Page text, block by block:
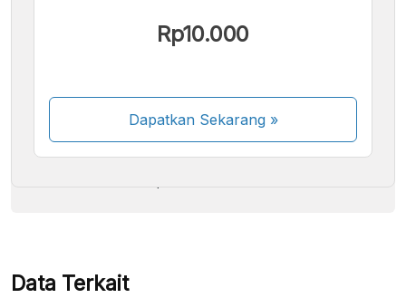
Rp10.000
Dapatkan Sekarang»
Kami menerima pembayaran berikut:
Beberapa metode pembayaran masih dalam
Data Terkait